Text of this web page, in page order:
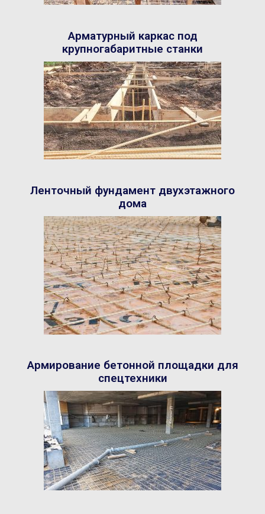
Арматурный каркас под
крупногабаритные станки
Ленточный фундамент двухэтажного
дома
Армирование бетонной площадки для
спецтехники